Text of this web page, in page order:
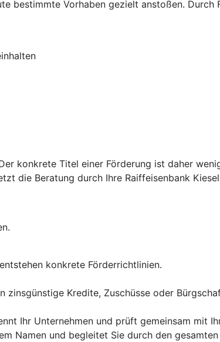
bestimmte Vorhaben gezielt anstoßen.
konkrete Titel einer Förderung ist daher
die Beratung durch Ihre Raiffeisenbank
konkrete Förderrichtlinien.
Kredite, Zuschüsse oder
Ihr Unternehmen und prüft gemeinsam mit
Namen und begleitet Sie durch den gesamten